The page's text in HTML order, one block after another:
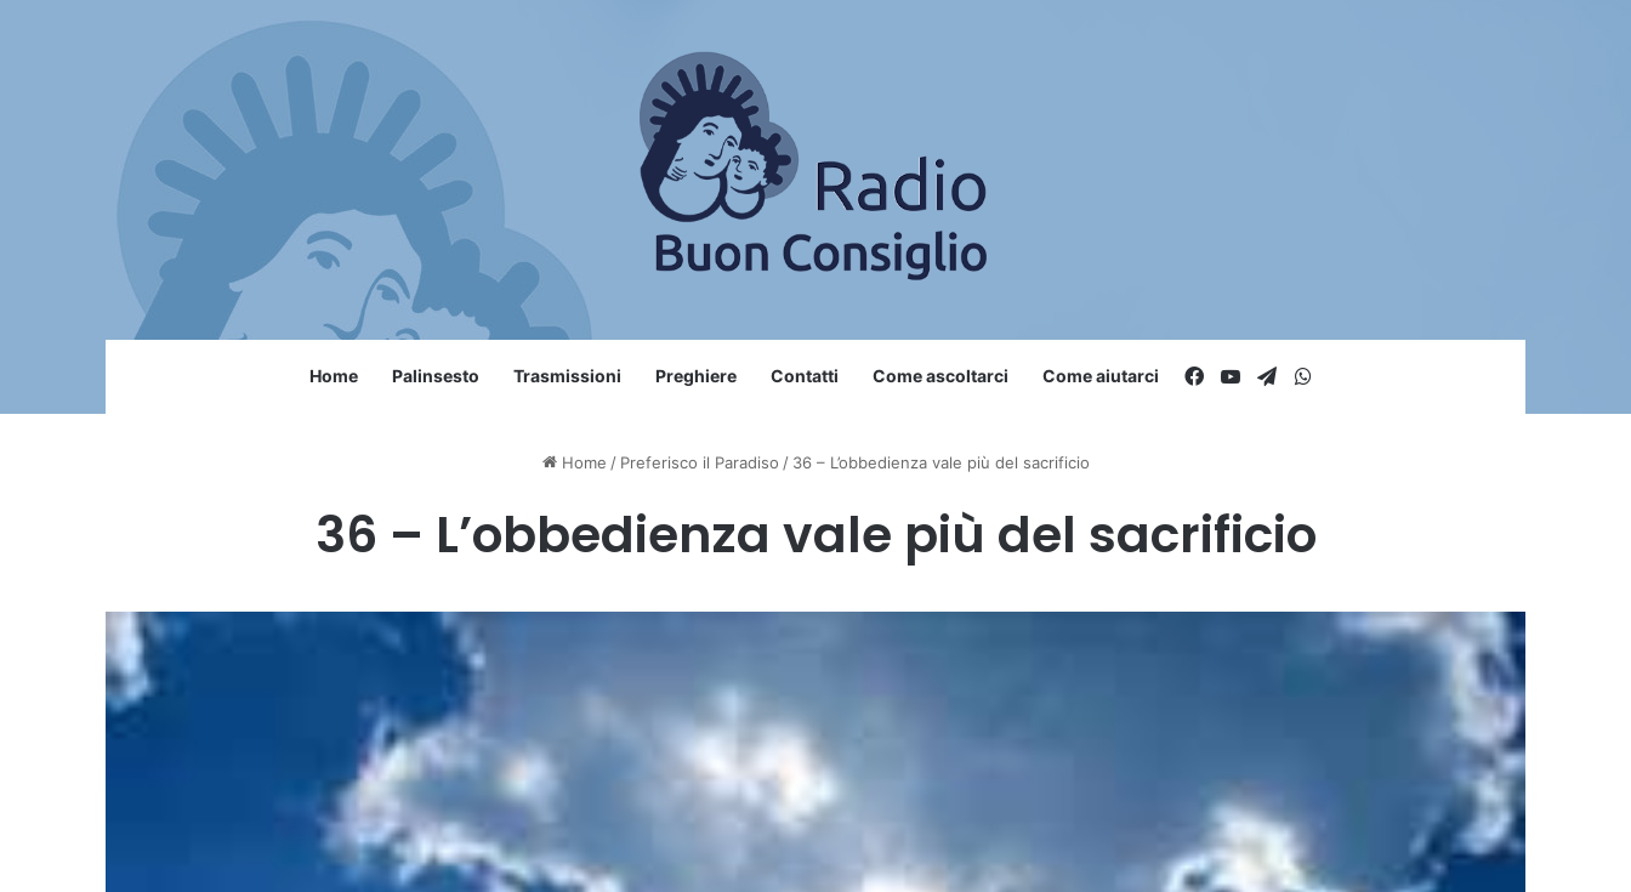
Home Palinsesto Trasmissioni Preghiere Contatti Come ascoltarci Come aiutarci Facebook
You TubeTelegram
Home / Preferisco il Paradiso / 36 – L’obbedienza vale più del sacrificio
36 – L’obbedienza vale più del sacrificio